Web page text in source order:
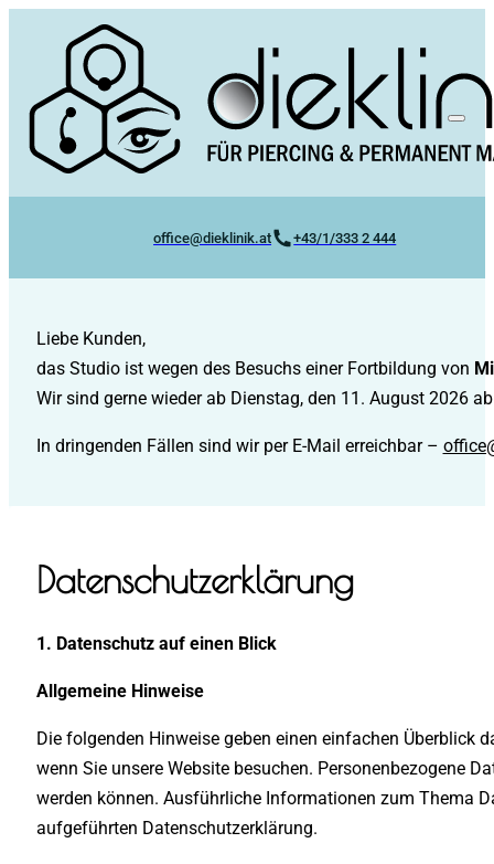
office@dieklinik.at +43/1/333 2 444
Liebe Kunden,
das Studio ist wegen des Besuchs einer Fortbildung von
Wir sind gerne wieder ab Dienstag, den 11. August 2026
In dringenden Fällen sind wir per E-Mail erreichbar –
Datenschutzerklärung
1. Datenschutz auf einen Blick
Allgemeine Hinweise
Die folgenden Hinweise geben einen einfachen Überblick
wenn Sie unsere Website besuchen. Personenbezogene
werden können. Ausführliche Informationen zum Thema
aufgeführten Datenschutzerklärung.